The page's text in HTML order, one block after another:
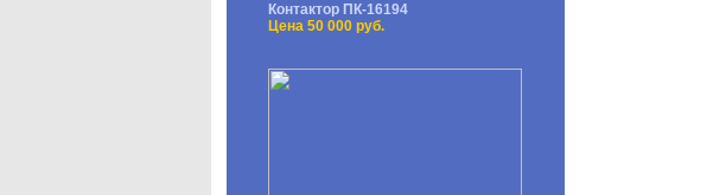
Контактор ПК-16194
Цена 50 000 руб.